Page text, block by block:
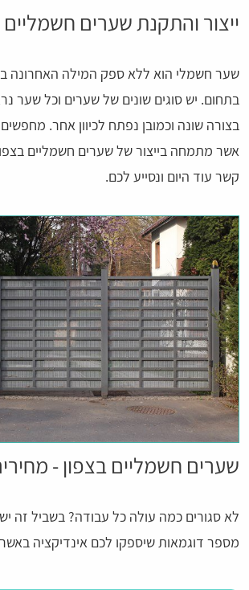
ייצור והתקנת שערים חשמליים
שער חשמלי הוא ללא ספק המילה האחרונה
בתחום. יש סוגים שונים של שערים וכל שער
בצורה שונה וכמובן נפתח לכיוון אחר.
אשר מתמחה בייצור של שערים חשמליים
קשר עוד היום ונסייע לכם.
שערים חשמליים בצפון -
לא סגורים כמה עולה כל עבודה? בשביל זה
מספר דוגמאות שיספקו לכם אינדיקציה